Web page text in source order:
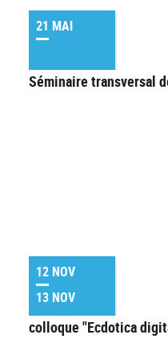
21 MAI
Séminaire transversal
12 NOV
13 NOV
colloque "Ecdotica